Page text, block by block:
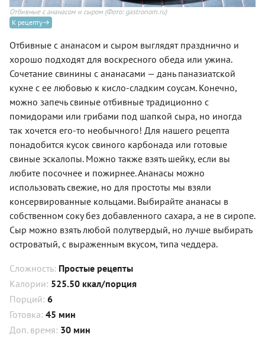
Отбивные с ананасом и сыром (Фото: gastronom.ru)
К рецепту
Отбивные с ананасом и сыром выглядят празднично и
хорошо подходят для воскресного обеда или ужина.
Сочетание свинины с ананасами — дань паназиатской
кухне с ее любовью к кисло-сладким соусам. Конечно,
можно запечь свиные отбивные традиционно с
помидорами или грибами под шапкой сыра, но иногда
так хочется его-то необычного! Для нашего рецепта
понадобится кусок свиного карбонада или готовые
свиные эскалопы. Можно также взять шейку, если вы
любите посочнее и пожирнее. Ананасы можно
использовать свежие, но для простоты мы взяли
консервированные кольцами. Выбирайте ананасы в
собственном соку без добавленного сахара, а не в сиропе.
Сыр можно взять любой полутвердый, но лучше выбирать
островатый, с выраженным вкусом, типа чеддера.
Сложность: Простые рецепты
Калории: 525.50 ккал/порция
Порций: 6
Готовка: 45 мин
Доп. время: 30 мин